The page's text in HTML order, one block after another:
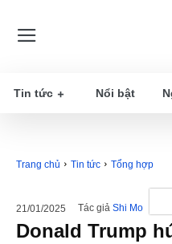
Tin tức Nổi bật
Trang chủ Tin tức Tổng hợp
21/01/2025 Tác giả Shi Mo
Donald Trump